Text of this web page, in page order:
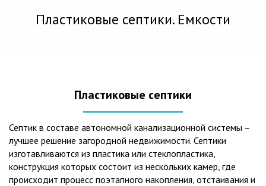
Пластиковые септики. Емкости
Пластиковые септики
Септик в составе автономной канализационной системы –
лучшее решение загородной недвижимости. Септики
изготавливаются из пластика или стеклопластика,
конструкция которых состоит из нескольких камер, где
происходит процесс поэтапного накопления, отстаивания и